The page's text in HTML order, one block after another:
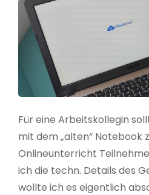
Für eine Arbeitskollegin
mit dem „alten“ Notebook
Onlineunterricht
ich die techn. Details des
wollte ich es eigentlich